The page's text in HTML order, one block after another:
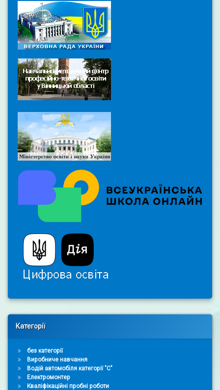
Right Sidebar
Категорії
без категорії
Виробниче навчання
Водій автомобіля категорії "С"
Електромонтер
Кваліфікаційні пробні роботи